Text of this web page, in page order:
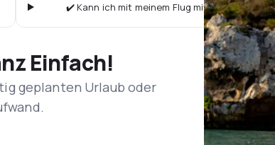
✔️ Kann ich mit meinem Flug mit Air Timor ein
Einfach!
geplanten Urlaub oder